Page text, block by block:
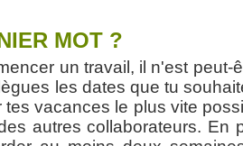
MOT ?
un travail, il n'est peut-
les dates que tu
tes vacances le plus vite
autres collaborateurs. En